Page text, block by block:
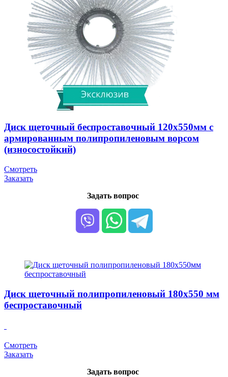
Диск щеточный беспроставочный 120х550мм с
армированным полипропиленовым ворсом
(износостойкий)
Смотреть
Заказать
Задать вопрос
Диск щеточный полипропиленовый 180х550 мм
беспроставочный
Смотреть
Заказать
Задать вопрос